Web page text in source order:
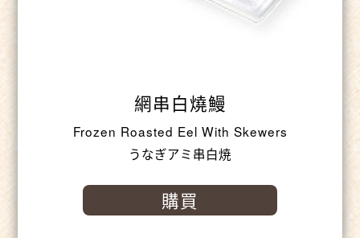
網串白燒鰻
Frozen Roasted Eel With Skewers
うなぎアミ串白焼
購買